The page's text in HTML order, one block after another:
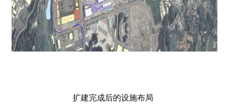
扩建完成后的设施布局